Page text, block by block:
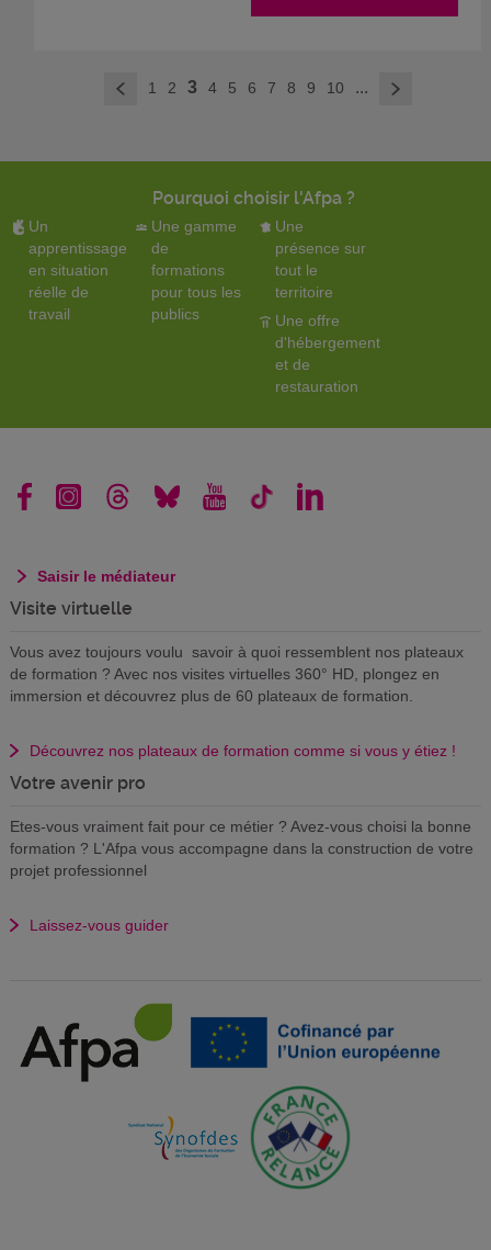
< 1 2 3 4 5 6 7 8 9 10 ... >
Pourquoi choisir l'Afpa ?
Un
apprentissage
en situation
réelle de
travail
Une gamme
de
formations
pour tous les
publics
Une
présence sur
tout le
territoire
Une offre
d'hébergement
et de
restauration
Saisir le médiateur
Visite virtuelle
Vous avez toujours voulu savoir à quoi ressemblent nos plateaux
de formation ? Avec nos visites virtuelles 360° HD, plongez en
immersion et découvrez plus de 60 plateaux de formation.
Découvrez nos plateaux de formation comme si vous y étiez !
Votre avenir pro
Etes-vous vraiment fait pour ce métier ? Avez-vous choisi la bonne
formation ? L'Afpa vous accompagne dans la construction de votre
projet professionnel
Laissez-vous guider